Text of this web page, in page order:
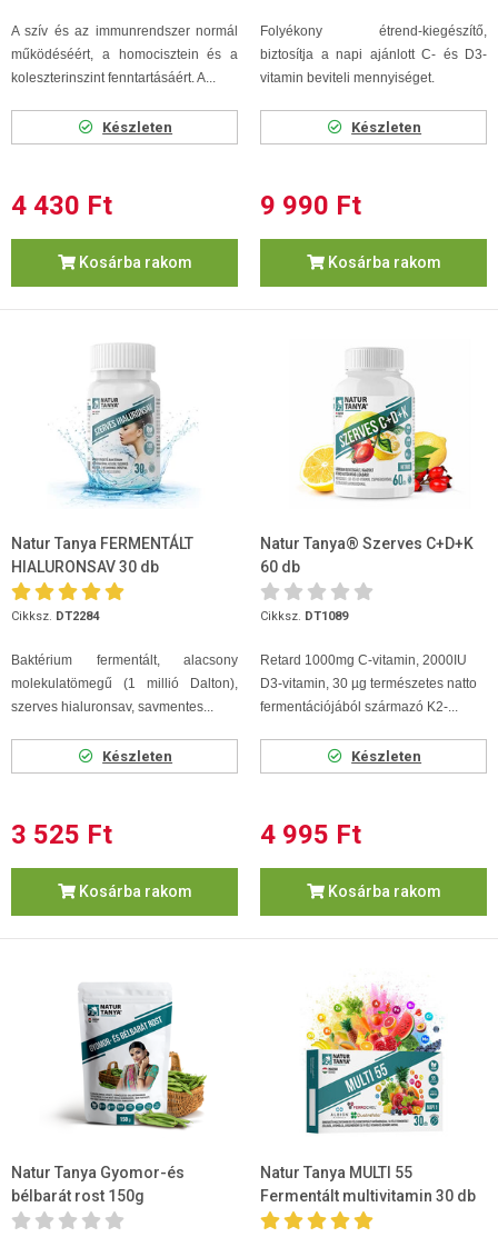
A szív és az immunrendszer normál
működéséért, a homocisztein és a
koleszterinszint fenntartásáért. A...
Készleten
4 430 Ft
Kosárba rakom
Folyékony étrend-kiegészítő,
biztosítja a napi ajánlott C- és D3-
vitamin beviteli mennyiséget.
Készleten
9 990 Ft
Kosárba rakom
Natur Tanya FERMENTÁLT
HIALURONSAV 30 db
Cikksz. DT2284
Baktérium fermentált, alacsony
molekulatömegű (1 millió Dalton),
szerves hialuronsav, savmentes...
Készleten
3 525 Ft
Kosárba rakom
Natur Tanya® Szerves C+D+K
60 db
Cikksz. DT1089
Retard 1000mg C-vitamin, 2000IU
D3-vitamin, 30 µg természetes natto
fermentációjából származó K2-...
Készleten
4 995 Ft
Kosárba rakom
Natur Tanya Gyomor-és
bélbarát rost 150g
Natur Tanya MULTI 55
Fermentált multivitamin 30 db